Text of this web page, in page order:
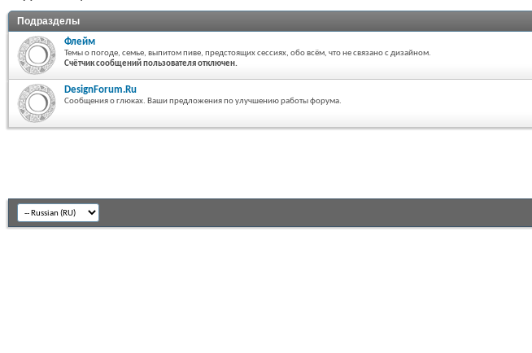
Подразделы
Флейм
Темы о погоде, семье, выпитом пиве, предстоящих сессиях, обо всём, что не связано с дизайном.
Счётчик сообщений пользователя отключен.
DesignForum.Ru
Сообщения о глюках. Ваши предложения по улучшению работы форума.